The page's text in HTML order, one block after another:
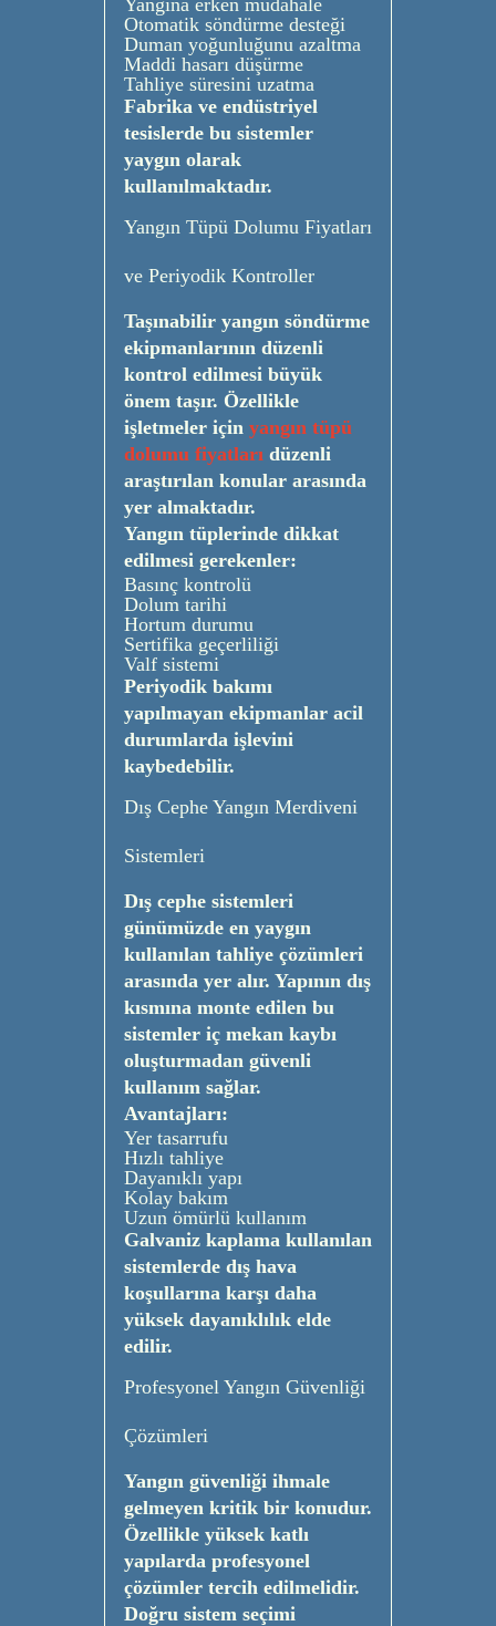
Yangına erken müdahale
Otomatik söndürme desteği
Duman yoğunluğunu azaltma
Maddi hasarı düşürme
Tahliye süresini uzatma
Fabrika ve endüstriyel
tesislerde bu sistemler
yaygın olarak
kullanılmaktadır.
Yangın Tüpü Dolumu Fiyatları
ve Periyodik Kontroller
Taşınabilir yangın söndürme
ekipmanlarının düzenli
kontrol edilmesi büyük
önem taşır. Özellikle
işletmeler için yangın tüpü
dolumu fiyatları düzenli
araştırılan konular arasında
yer almaktadır.
Yangın tüplerinde dikkat
edilmesi gerekenler:
Basınç kontrolü
Dolum tarihi
Hortum durumu
Sertifika geçerliliği
Valf sistemi
Periyodik bakımı
yapılmayan ekipmanlar acil
durumlarda işlevini
kaybedebilir.
Dış Cephe Yangın Merdiveni
Sistemleri
Dış cephe sistemleri
günümüzde en yaygın
kullanılan tahliye çözümleri
arasında yer alır. Yapının dış
kısmına monte edilen bu
sistemler iç mekan kaybı
oluşturmadan güvenli
kullanım sağlar.
Avantajları:
Yer tasarrufu
Hızlı tahliye
Dayanıklı yapı
Kolay bakım
Uzun ömürlü kullanım
Galvaniz kaplama kullanılan
sistemlerde dış hava
koşullarına karşı daha
yüksek dayanıklılık elde
edilir.
Profesyonel Yangın Güvenliği
Çözümleri
Yangın güvenliği ihmale
gelmeyen kritik bir konudur.
Özellikle yüksek katlı
yapılarda profesyonel
çözümler tercih edilmelidir.
Doğru sistem seçimi